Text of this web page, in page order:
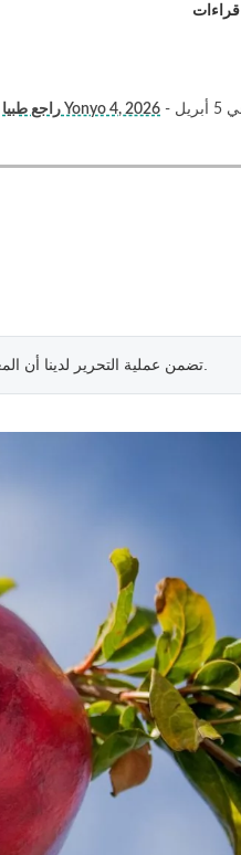
قراءات
راجع طبيا تم التحديث في Yonyo 4, 2026 - ناصر نشر في 5 أبريل
تضمن عملية التحرير لدينا أن
تمارين القلب أو الوزن 🌙